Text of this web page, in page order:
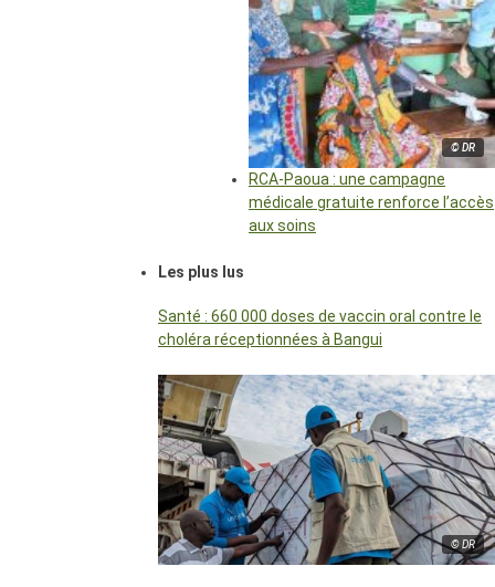
© DR
RCA-Paoua : une campagne
médicale gratuite renforce l’accès
aux soins
Les plus lus
Santé : 660 000 doses de vaccin oral contre le
choléra réceptionnées à Bangui
© DR